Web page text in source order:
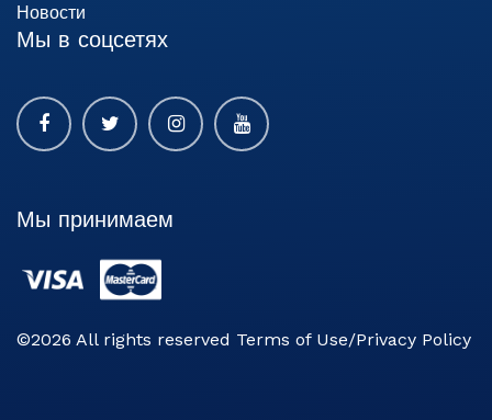
Новости
Мы в соцсетях
Мы принимаем
©2026 All rights reserved Terms of Use/Privacy Policy